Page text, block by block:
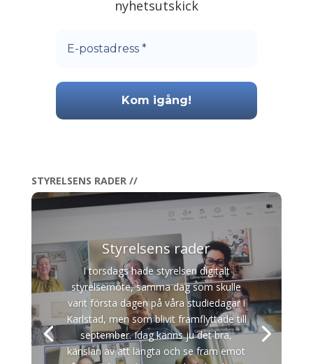
nyhetsutskick
STYRELSENS RADER //
Styrelsens rader
I torsdags hade styrelsen digitalt
styrelsemöte, samma dag som skulle
varit första dagen på våra studiedagar i
Karlstad, men som blivit framflyttade till
september. Idag känns ju det bra,
känslan av att längta och se fram emot